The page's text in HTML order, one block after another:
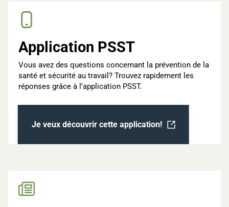
Application PSST
Vous avez des questions concernant la prévention de la
santé et sécurité au travail? Trouvez rapidement les
réponses grâce à l'application PSST.
Je veux découvrir cette application!
Ouvrir dans un nouvel onglet